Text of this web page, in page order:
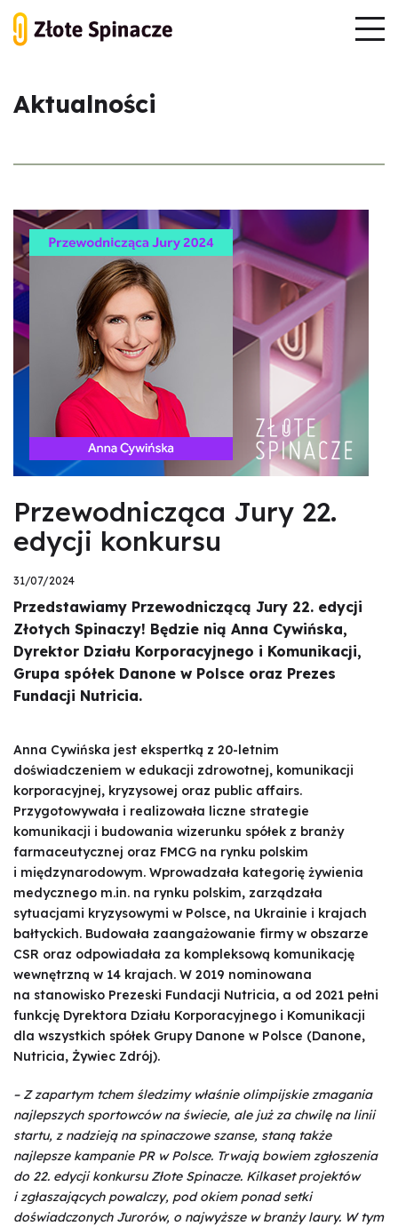
Aktualności
Przewodnicząca Jury 22.
edycji konkursu
31/07/2024
Przedstawiamy Przewodniczącą Jury 22. edycji
Złotych Spinaczy! Będzie nią Anna Cywińska,
Dyrektor Działu Korporacyjnego i Komunikacji,
Grupa spółek Danone w Polsce oraz Prezes
Fundacji Nutricia.
Anna Cywińska jest ekspertką z 20-letnim
doświadczeniem w edukacji zdrowotnej, komunikacji
korporacyjnej, kryzysowej oraz public affairs.
Przygotowywała i realizowała liczne strategie
komunikacji i budowania wizerunku spółek z branży
farmaceutycznej oraz FMCG na rynku polskim
i międzynarodowym. Wprowadzała kategorię żywienia
medycznego m.in. na rynku polskim, zarządzała
sytuacjami kryzysowymi w Polsce, na Ukrainie i krajach
bałtyckich. Budowała zaangażowanie firmy w obszarze
CSR oraz odpowiadała za kompleksową komunikację
wewnętrzną w 14 krajach. W 2019 nominowana
na stanowisko Prezeski Fundacji Nutricia, a od 2021 pełni
funkcję Dyrektora Działu Korporacyjnego i Komunikacji
dla wszystkich spółek Grupy Danone w Polsce (Danone,
Nutricia, Żywiec Zdrój).
– Z zapartym tchem śledzimy właśnie olimpijskie zmagania
najlepszych sportowców na świecie, ale już za chwilę na linii
startu, z nadzieją na spinaczowe szanse, staną także
najlepsze kampanie PR w Polsce. Trwają bowiem zgłoszenia
do 22. edycji konkursu Złote Spinacze. Kilkaset projektów
i zgłaszających powalczy, pod okiem ponad setki
doświadczonych Jurorów, o najwyższe w branży laury. W tym